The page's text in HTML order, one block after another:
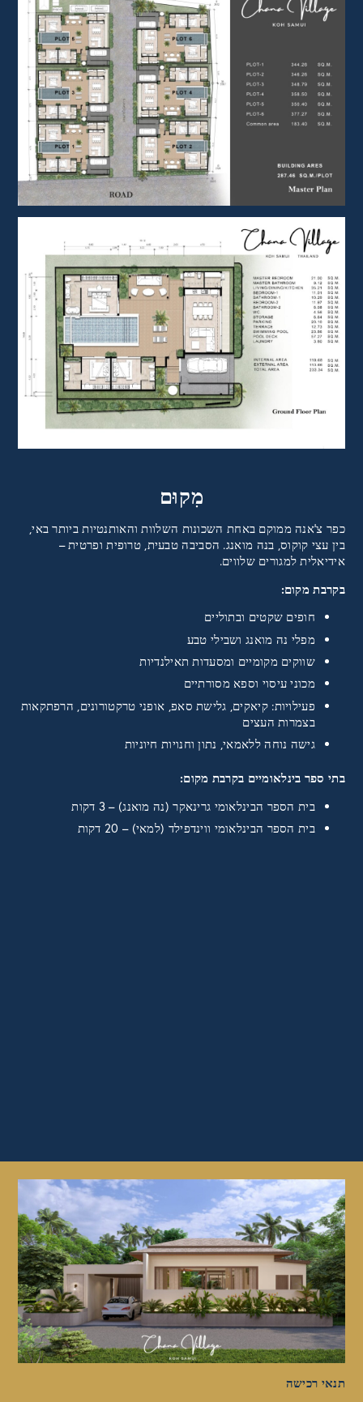
מִקוּם
כפר צ'אנה ממוקם באחת השכונות השלוות והאותנטיות ביותר באי,
בין עצי קוקוס, בנה מואנג. הסביבה טבעית, טרופית ופרטית –
אידיאלית למגורים שלווים.
בקרבת מקום:
חופים שקטים ובתוליים
מפלי נה מואנג ושבילי טבע
שווקים מקומיים ומסעדות תאילנדיות
מכוני עיסוי וספא מסורתיים
פעילויות: קיאקים, גלישת סאפ, אופני טרקטורונים, הרפתקאות
בצמרות העצים
גישה נוחה ללאמאי, נתון וחנויות חיוניות
בתי ספר בינלאומיים בקרבת מקום:
בית הספר הבינלאומי גרינאקר (נה מואנג) – 3 דקות
בית הספר הבינלאומי ווינדפילד (למאי) – 20 דקות
תנאי רכישה